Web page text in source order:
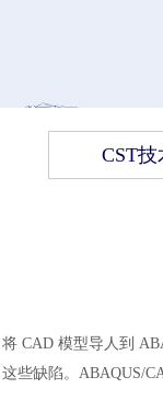
CST
将 CAD 模型导人到
这些缺陷。ABAQUS/